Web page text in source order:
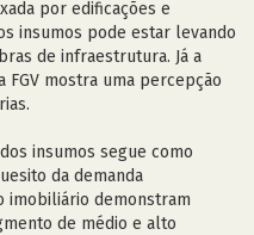
por edificações e
insumos pode estar levando
de infraestrutura. Já a
FGV mostra uma percepção
insumos segue como
da demanda
imobiliário demonstram
de médio e alto